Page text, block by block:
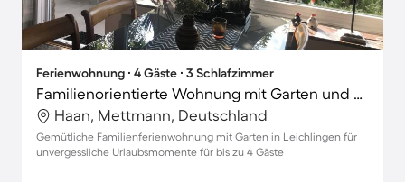
Ferienwohnung ∙ 4 Gäste ∙ 3 Schlafzimmer
Familienorientierte Wohnung mit Garten und Terrasse
Haan, Mettmann, Deutschland
Gemütliche Familienferienwohnung mit Garten in Leichlingen für
unvergessliche Urlaubsmomente für bis zu 4 Gäste